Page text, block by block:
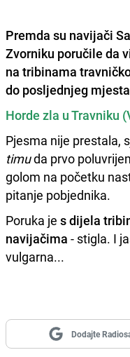
Premda su navijači
Zvorniku poručile da
na tribinama
do posljednjeg
Horde zla u Travniku
Pjesma nije prestala,
timuda prvo
golom na početku
pitanje pobjednika.
Poruka je s dijela
navijačima - stigla. I
vulgarna...
Dodajte